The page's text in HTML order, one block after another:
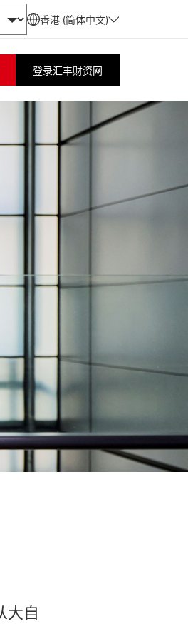
香港 (简体中文)
登录汇丰财资网
大自